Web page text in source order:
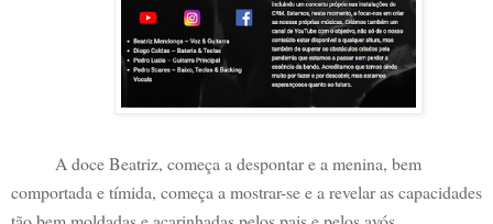
A doce Beatriz, começa a despontar e a menina, bem
comportada e tímida, começa a mostrar-se e a revelar as capacidades